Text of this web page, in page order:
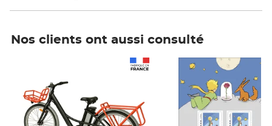
Nos clients ont aussi consulté
Prix 7,50€